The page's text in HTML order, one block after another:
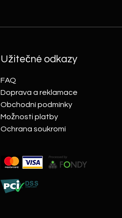
Užitečné odkazy
FAQ
Doprava a reklamace
Obchodní podmínky
Možnosti platby
Ochrana soukromí